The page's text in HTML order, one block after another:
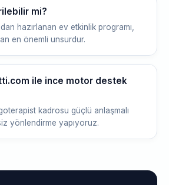
mi?
hazırlanan ev etkinlik programı,
en önemli unsurdur.
ile ince motor destek
kadrosu güçlü anlaşmalı
yönlendirme yapıyoruz.